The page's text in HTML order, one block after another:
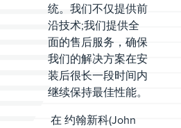
统。我们不仅提供前
沿技术;我们提供全
面的售后服务，确保
我们的解决方案在安
装后很长一段时间内
继续保持最佳性能。
在 约翰新科(John